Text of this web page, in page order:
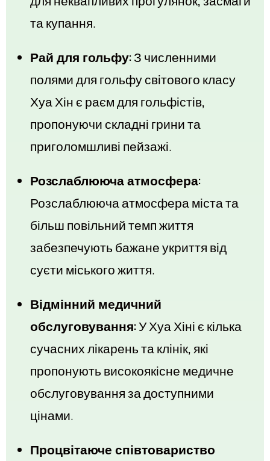
та купання.
Рай для гольфу:З численними
полями для гольфу світового класу
Хуа Хін є раєм для гольфістів,
пропонуючи складні грини та
приголомшливі пейзажі.
Розслаблююча атмосфера:
Розслаблююча атмосфера міста та
більш повільний темп життя
забезпечують бажане укриття від
суєти міського життя.
Відмінний медичний
обслуговування:У Хуа Хіні є кілька
сучасних лікарень та клінік, які
пропонують високоякісне медичне
обслуговування за доступними
цінами.
Процвітаюче співтовариство